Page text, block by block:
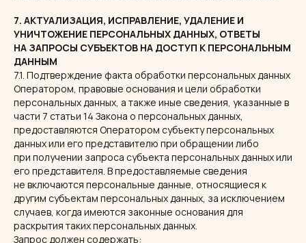
7. АКТУАЛИЗАЦИЯ, ИСПРАВЛЕНИЕ, УДАЛЕНИЕ И
УНИЧТОЖЕНИЕ ПЕРСОНАЛЬНЫХ ДАННЫХ, ОТВЕТЫ
НА ЗАПРОСЫ СУБЪЕКТОВ НА ДОСТУП К ПЕРСОНАЛЬНЫМ
ДАННЫМ
7.1. Подтверждение факта обработки персональных данных
Оператором, правовые основания и цели обработки
персональных данных, а также иные сведения, указанные в
части 7 статьи 14 Закона о персональных данных,
предоставляются Оператором субъекту персональных
данных или его представителю при обращении либо
при получении запроса субъекта персональных данных или
его представителя. В предоставляемые сведения
не включаются персональные данные, относящиеся к
другим субъектам персональных данных, за исключением
случаев, когда имеются законные основания для
раскрытия таких персональных данных.
Запрос должен содержать: